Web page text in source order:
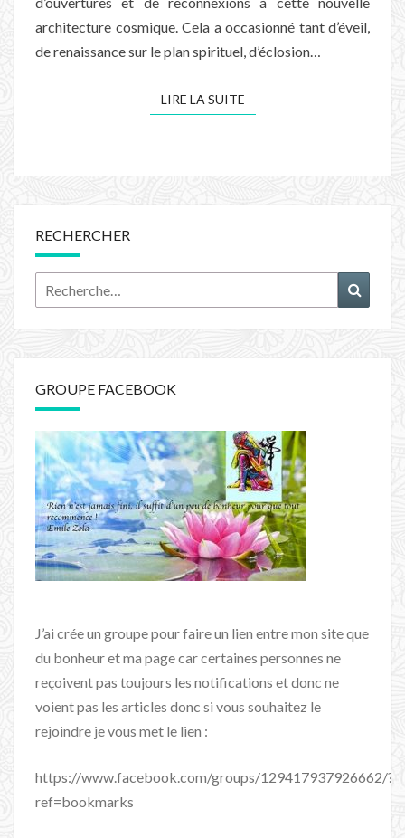
architecture cosmique. Cela a occasionné tant d’éveil,
de renaissance sur le plan spirituel, d’éclosion…
LIRE LA SUITELIRE LA SUITE
RECHERCHER
Rechercher :
GROUPE FACEBOOK
J’ai crée un groupe pour faire un lien entre mon site que
du bonheur et ma page car certaines personnes ne
reçoivent pas toujours les notifications et donc ne
voient pas les articles donc si vous souhaitez le
rejoindre je vous met le lien :
https://www.facebook.com/groups/129417937926662/?
ref=bookmarks